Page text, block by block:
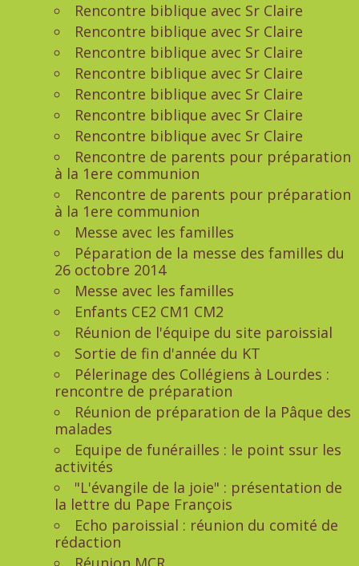
Rencontre biblique avec Sr Claire
Rencontre biblique avec Sr Claire
Rencontre biblique avec Sr Claire
Rencontre biblique avec Sr Claire
Rencontre biblique avec Sr Claire
Rencontre biblique avec Sr Claire
Rencontre biblique avec Sr Claire
Rencontre de parents pour préparation
à la 1ere communion
Rencontre de parents pour préparation
à la 1ere communion
Messe avec les familles
Péparation de la messe des familles du
26 octobre 2014
Messe avec les familles
Enfants CE2 CM1 CM2
Réunion de l'équipe du site paroissial
Sortie de fin d'année du KT
Pélerinage des Collégiens à Lourdes :
rencontre de préparation
Réunion de préparation de la Pâque des
malades
Equipe de funérailles : le point ssur les
activités
"L'évangile de la joie" : présentation de
la lettre du Pape François
Echo paroissial : réunion du comité de
rédaction